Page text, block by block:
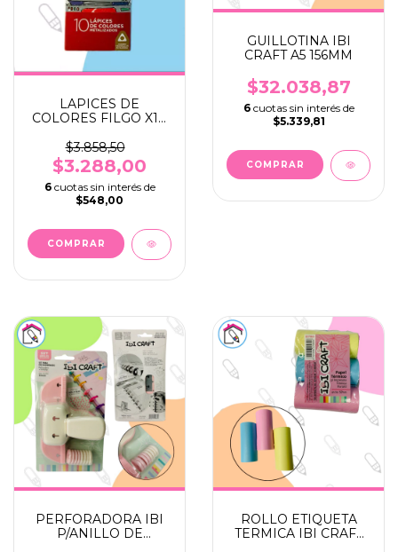
LAPICES DE
COLORES FILGO X10
LARGOS
$3.858,50
$3.288,00
6 cuotas sin interés de
$548,00
GUILLOTINA IBI
CRAFT A5 156MM
$32.038,87
6 cuotas sin interés de
$5.339,81
PERFORADORA IBI
P/ANILLO DE
ROLLO ETIQUETA
TERMICA IBI CRAFT